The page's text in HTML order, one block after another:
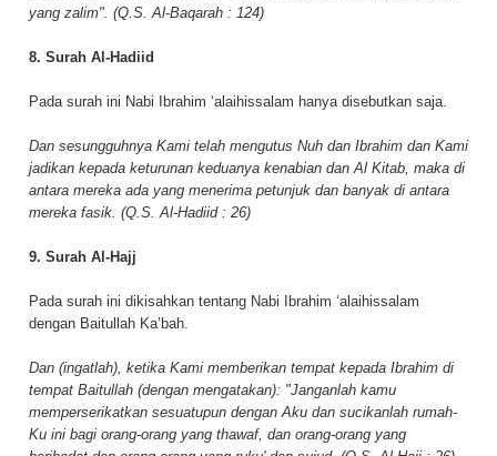
yang zalim". (Q.S. Al-Baqarah : 124)
8. Surah Al-Hadiid
Pada surah ini Nabi Ibrahim ‘alaihissalam hanya disebutkan saja.
Dan sesungguhnya Kami telah mengutus Nuh dan Ibrahim dan Kami
jadikan kepada keturunan keduanya kenabian dan Al Kitab, maka di
antara mereka ada yang menerima petunjuk dan banyak di antara
mereka fasik. (Q.S. Al-Hadiid : 26)
9. Surah Al-Hajj
Pada surah ini dikisahkan tentang Nabi Ibrahim ‘alaihissalam
dengan Baitullah Ka’bah.
Dan (ingatlah), ketika Kami memberikan tempat kepada Ibrahim di
tempat Baitullah (dengan mengatakan): "Janganlah kamu
memperserikatkan sesuatupun dengan Aku dan sucikanlah rumah-
Ku ini bagi orang-orang yang thawaf, dan orang-orang yang